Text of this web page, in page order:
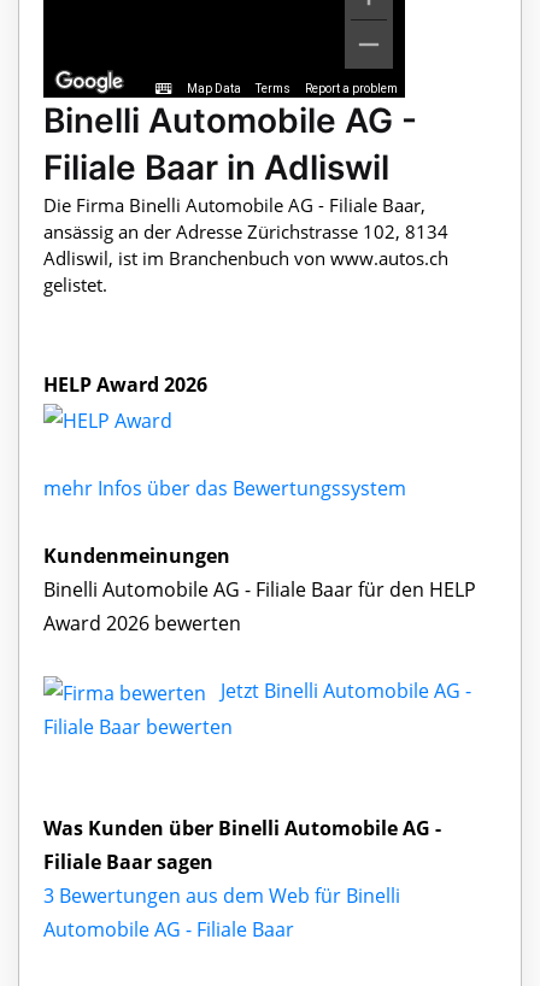
Map Data Terms Report a problem
Binelli Automobile AG -
Filiale Baar in Adliswil
Die Firma Binelli Automobile AG - Filiale Baar,
ansässig an der Adresse Zürichstrasse 102, 8134
Adliswil, ist im Branchenbuch von www.autos.ch
gelistet.
HELP Award 2026
mehr Infos über das Bewertungssystem
Kundenmeinungen
Binelli Automobile AG - Filiale Baar für den HELP
Award 2026 bewerten
Jetzt Binelli Automobile AG -
Filiale Baar bewerten
Was Kunden über Binelli Automobile AG -
Filiale Baar sagen
3 Bewertungen aus dem Web für Binelli
Automobile AG - Filiale Baar